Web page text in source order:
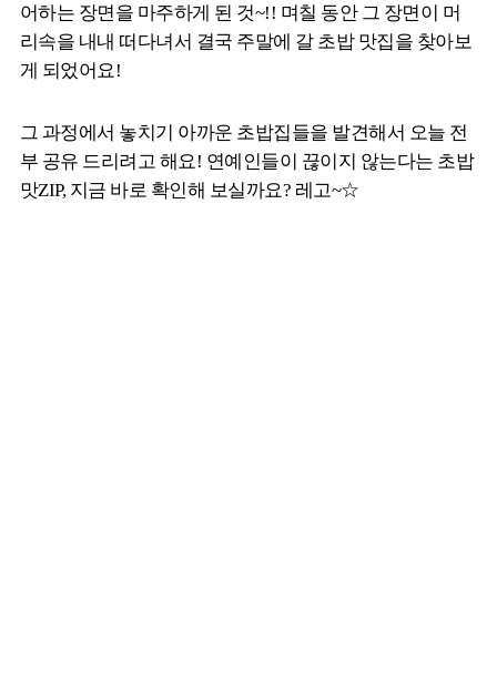
어하는 장면을 마주하게 된 것~!! 며칠 동안 그 장면이 머
리속을 내내 떠다녀서 결국 주말에 갈 초밥 맛집을 찾아보
게 되었어요!
그 과정에서 놓치기 아까운 초밥집들을 발견해서 오늘 전
부 공유 드리려고 해요! 연예인들이 끊이지 않는다는 초밥
맛ZIP, 지금 바로 확인해 보실까요? 레고~☆